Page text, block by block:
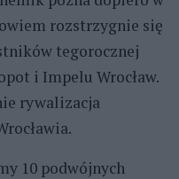
rozstrzygnie się
tegorocznej
i Impelu Wrocław.
rywalizacja
10 podwójnych